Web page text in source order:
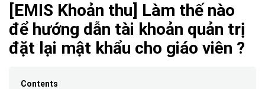
[EMIS Khoản thu] Làm thế nào
để hướng dẫn tài khoản quản trị
đặt lại mật khẩu cho giáo viên ?
Contents